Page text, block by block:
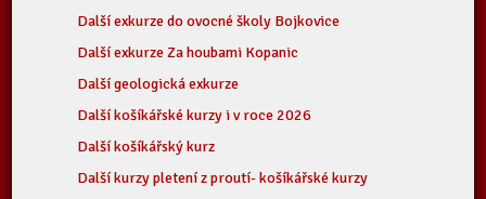
Další exkurze do ovocné školy Bojkovice
Další exkurze Za houbami Kopanic
Další geologická exkurze
Další košíkářské kurzy i v roce 2026
Další košíkářský kurz
Další kurzy pletení z proutí- košíkářské kurzy